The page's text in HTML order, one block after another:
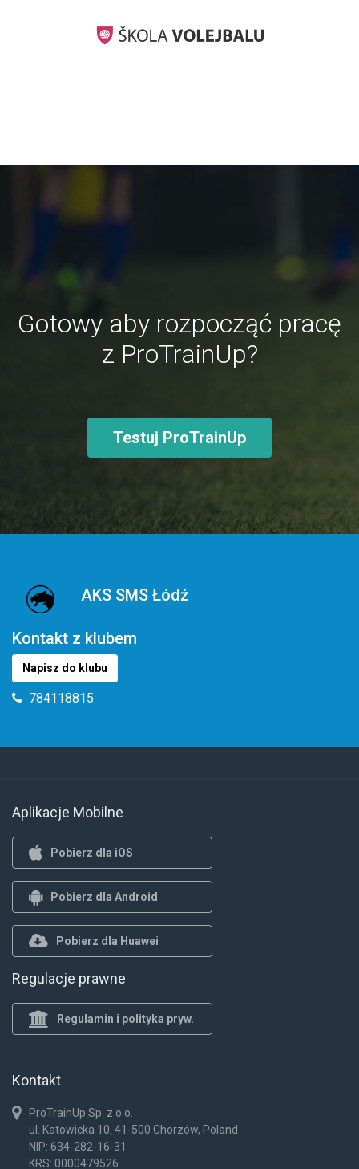
Gotowy aby rozpocząć pracę
z ProTrainUp?
Testuj ProTrainUp
AKS SMS Łódź
Kontakt z klubem
Napisz do klubu
784118815
Aplikacje Mobilne
Pobierz dla iOS
Pobierz dla Android
Pobierz dla Huawei
Regulacje prawne
Regulamin i polityka pryw.
Kontakt
ProTrainUp Sp. z o.o.
ul. Katowicka 10, 41-500 Chorzów, Poland
NIP: 634-282-16-31
KRS: 0000479526